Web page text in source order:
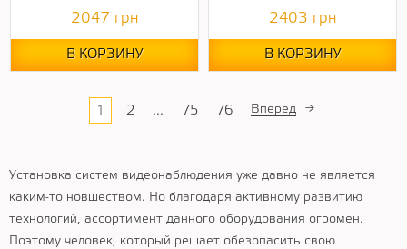
Установка систем видеонаблюдения уже давно не является
каким-то новшеством. Но благодаря активному развитию
технологий, ассортимент данного оборудования огромен.
Поэтому человек, который решает обезопасить свою
2047 грн
В КОРЗИНУ
2403 грн
В КОРЗИНУ
1 2 ... 75 76 Вперед →